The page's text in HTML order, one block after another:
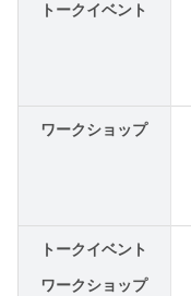
トークイベント
ワークショップ
トークイベント
ワークショップ